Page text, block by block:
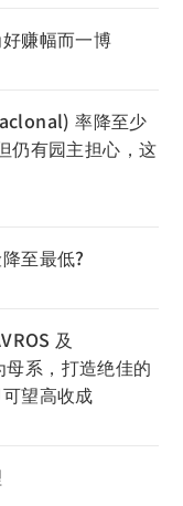
赚幅而一博
率降至少
仍有园主担心，这
至最低?
及
系，打造绝佳的
望高收成